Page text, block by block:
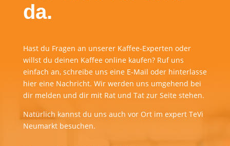
da.
Hast du Fragen an unserer Kaffee-Experten oder
willst du deinen Kaffee online kaufen? Ruf uns
einfach an, schreibe uns eine E-Mail oder hinterlasse
hier eine Nachricht. Wir werden uns umgehend bei
dir melden und dir mit Rat und Tat zur Seite stehen.
Natürlich kannst du uns auch vor Ort im expert TeVi
Neumarkt besuchen.